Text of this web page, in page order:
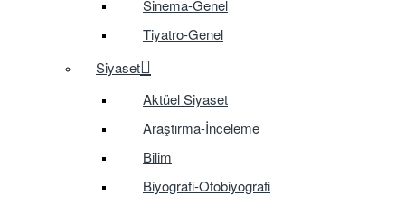
Sinema-Genel
Tiyatro-Genel
Siyaset
Aktüel Siyaset
Araştırma-İnceleme
Bilim
Biyografi-Otobiyografi